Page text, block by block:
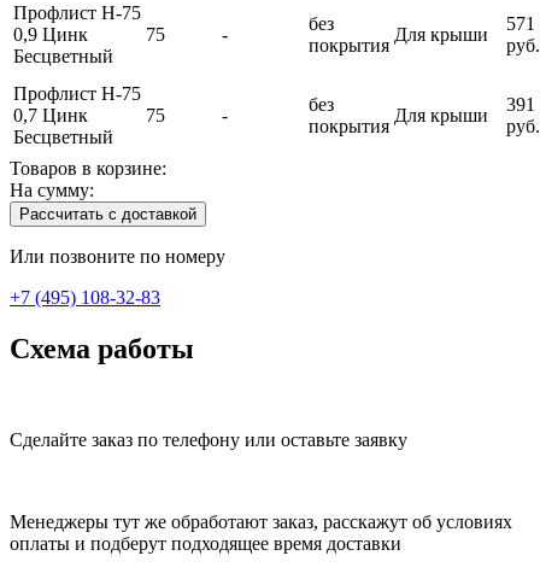
Профлист Н-75
0,9 Цинк
Бесцветный
75 -
без
покрытия
Для крыши
571
руб.
Профлист Н-75
0,7 Цинк
Бесцветный
75 -
без
покрытия
Для крыши
391
руб.
Товаров в корзине:
На сумму:
Рассчитать с доставкой
Или позвоните по номеру
+7 (495) 108-32-83
Схема работы
Сделайте заказ по телефону или оставьте заявку
Менеджеры тут же обработают заказ, расскажут об условиях
оплаты и подберут подходящее время доставки